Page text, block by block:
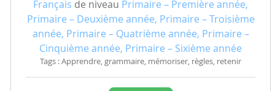
Français de niveau Primaire – Première année,
Primaire – Deuxième année, Primaire – Troisième
année, Primaire – Quatrième année, Primaire –
Cinquième année, Primaire – Sixième année
Tags : Apprendre, grammaire, mémoriser, règles, retenir